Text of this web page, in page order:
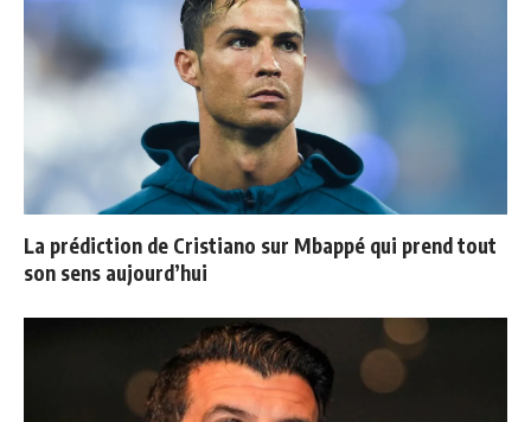
La prédiction de Cristiano sur Mbappé qui prend tout
son sens aujourd’hui